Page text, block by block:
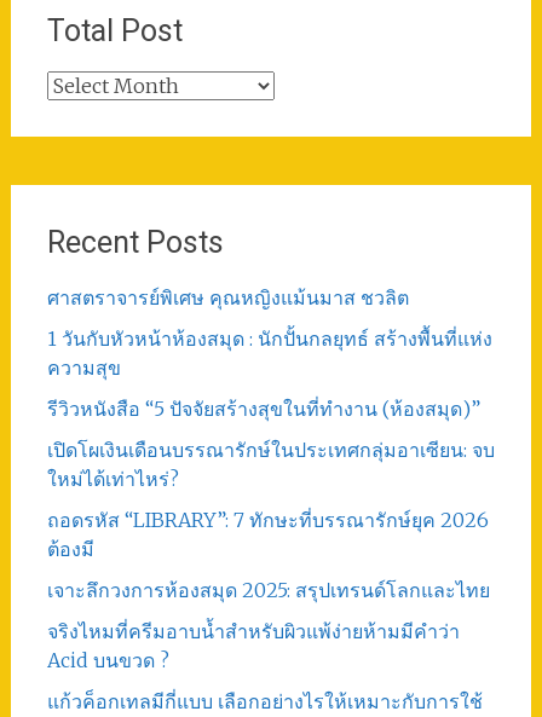
Total Post
Total
Recent Posts
ศาสตราจารย์พิเศษ คุณหญิงแม้นมาส ชวลิต
1 วันกับหัวหน้าห้องสมุด : นักปั้นกลยุทธ์ สร้างพื้นที่แห่ง
ความสุข
รีวิวหนังสือ “5 ปัจจัยสร้างสุขในที่ทำงาน (ห้องสมุด)”
เปิดโผเงินเดือนบรรณารักษ์ในประเทศกลุ่มอาเซียน: จบ
ใหม่ได้เท่าไหร่?
ถอดรหัส “LIBRARY”: 7 ทักษะที่บรรณารักษ์ยุค 2026
ต้องมี
เจาะลึกวงการห้องสมุด 2025: สรุปเทรนด์โลกและไทย
จริงไหมที่ครีมอาบน้ำสำหรับผิวแพ้ง่ายห้ามมีคำว่า
Acid บนขวด ?
แก้วค็อกเทลมีกี่แบบ เลือกอย่างไรให้เหมาะกับการใช้